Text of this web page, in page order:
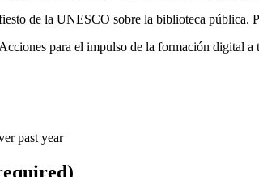
de la UNESCO sobre la biblioteca
para el impulso de la formación digital
past year